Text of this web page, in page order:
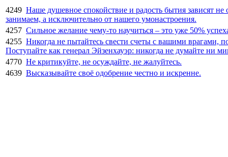
4249 Наше душевное спокойствие и радость бытия зависят
занимаем, а исключительно от нашего умонастроения.
4257 Сильное желание чему-то научиться – это уже 50%
4255 Никогда не пытайтесь свести счеты с вашими врагами,
Поступайте как генерал Эйзенхауэр: никогда не думайте ни
4770 Не критикуйте, не осуждайте, не жалуйтесь.
4639 Высказывайте своё одобрение честно и искренне.